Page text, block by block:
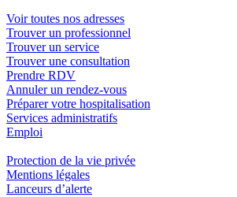
Voir toutes nos adresses
Trouver un professionnel
Trouver un service
Trouver une consultation
Prendre RDV
Annuler un rendez-vous
Préparer votre hospitalisation
Services administratifs
Emploi​
Protection de la vie privée
Mentions légales
Lanceurs d’alerte